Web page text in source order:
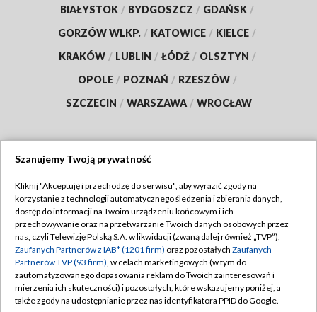
BIAŁYSTOK / BYDGOSZCZ / GDAŃSK /
GORZÓW WLKP. / KATOWICE / KIELCE /
KRAKÓW / LUBLIN / ŁÓDŹ / OLSZTYN /
OPOLE / POZNAŃ / RZESZÓW /
SZCZECIN / WARSZAWA / WROCŁAW
TVP
Abonament TVP
Emisja w TVP
Centrum informacji TVP
Naziemna Telewizja Cyfrowa
Regulamin TVP
Polityka prywatności
Moje zgody
Pomoc
Szanujemy Twoją prywatność
Kliknij "Akceptuję i przechodzę do serwisu", aby wyrazić zgody na
korzystanie z technologii automatycznego śledzenia i zbierania danych,
dostęp do informacji na Twoim urządzeniu końcowym i ich
przechowywanie oraz na przetwarzanie Twoich danych osobowych przez
nas, czyli Telewizję Polską S.A. w likwidacji (zwaną dalej również „TVP”),
Zaufanych Partnerów z IAB* (1201 firm) oraz pozostałych Zaufanych
Partnerów TVP (93 firm), w celach marketingowych (w tym do
zautomatyzowanego dopasowania reklam do Twoich zainteresowań i
mierzenia ich skuteczności) i pozostałych, które wskazujemy poniżej, a
także zgody na udostępnianie przez nas identyfikatora PPID do Google.